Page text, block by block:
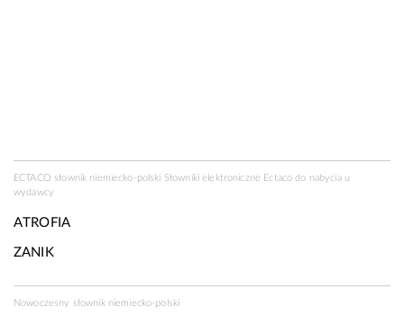
ECTACO słownik niemiecko-polski Słowniki elektroniczne Ectaco do nabycia u
wydawcy
ATROFIA
ZANIK
Nowoczesny słownik niemiecko-polski